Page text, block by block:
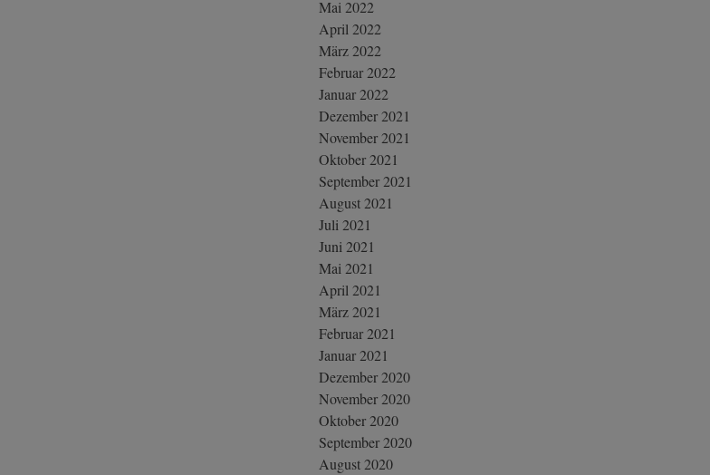
Mai 2022
April 2022
März 2022
Februar 2022
Januar 2022
Dezember 2021
November 2021
Oktober 2021
September 2021
August 2021
Juli 2021
Juni 2021
Mai 2021
April 2021
März 2021
Februar 2021
Januar 2021
Dezember 2020
November 2020
Oktober 2020
September 2020
August 2020